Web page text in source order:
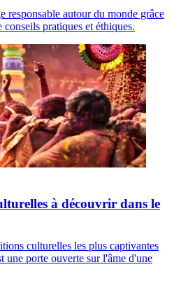
responsable autour du monde grâce
pratiques et éthiques.
à découvrir dans le
culturelles les plus captivantes
une porte ouverte sur l'âme d'une